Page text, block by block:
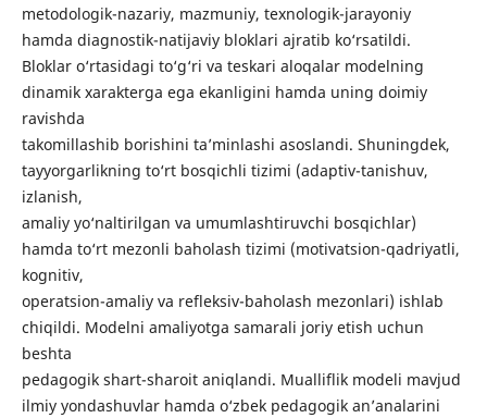
metodologik-nazariy, mazmuniy, texnologik-jarayoniy
hamda diagnostik-natijaviy bloklari ajratib ko‘rsatildi.
Bloklar o‘rtasidagi to‘g‘ri va teskari aloqalar modelning
dinamik xarakterga ega ekanligini hamda uning doimiy
ravishda
takomillashib borishini ta’minlashi asoslandi. Shuningdek,
tayyorgarlikning to‘rt bosqichli tizimi (adaptiv-tanishuv,
izlanish,
amaliy yo‘naltirilgan va umumlashtiruvchi bosqichlar)
hamda to‘rt mezonli baholash tizimi (motivatsion-qadriyatli,
kognitiv,
operatsion-amaliy va refleksiv-baholash mezonlari) ishlab
chiqildi. Modelni amaliyotga samarali joriy etish uchun
beshta
pedagogik shart-sharoit aniqlandi. Mualliflik modeli mavjud
ilmiy yondashuvlar hamda o‘zbek pedagogik an’analarini